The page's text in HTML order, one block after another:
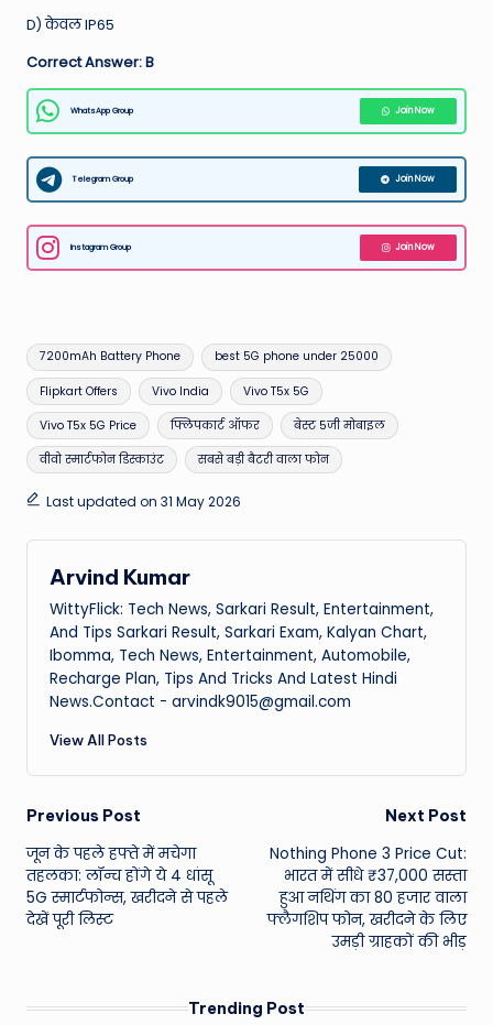
D) केवल IP65
Correct Answer: B
WhatsApp Group Join Now
Telegram Group Join Now
Instagram Group Join Now
Tags:
7200mAh Battery Phone best 5G phone under 25000
Flipkart Offers Vivo India Vivo T5x 5G
Vivo T5x 5G Price फ्लिपकार्ट ऑफर बेस्ट 5जी मोबाइल
वीवो स्मार्टफोन डिस्काउंट सबसे बड़ी बैटरी वाला फोन
Last updated on 31 May 2026
Arvind Kumar
WittyFlick: Tech News, Sarkari Result, Entertainment,
And Tips Sarkari Result, Sarkari Exam, Kalyan Chart,
Ibomma, Tech News, Entertainment, Automobile,
Recharge Plan, Tips And Tricks And Latest Hindi
News.Contact - arvindk9015@gmail.com
View All Posts
Post
navigation
Previous Post
जून के पहले हफ्ते में मचेगा
तहलका: लॉन्च होंगे ये 4 धांसू
5G स्मार्टफोन्स, खरीदने से पहले
देखें पूरी लिस्ट
Next Post
Nothing Phone 3 Price Cut:
भारत में सीधे ₹37,000 सस्ता
हुआ नथिंग का 80 हजार वाला
फ्लैगशिप फोन, खरीदने के लिए
उमड़ी ग्राहकों की भीड़
Trending Post